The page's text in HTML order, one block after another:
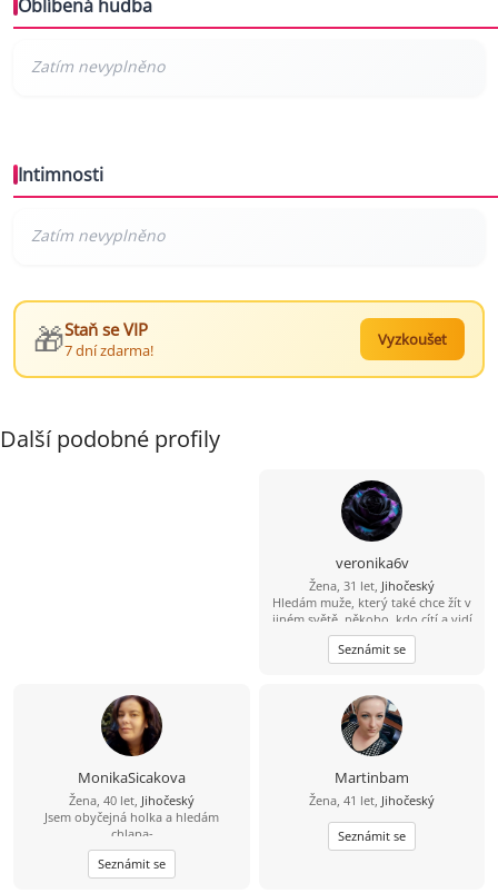
Oblíbená hudba
Intimnosti
🎁Staň se VIP
7 dní zdarma!
Vyzkoušet
Další podobné profily
veronika6v
Žena, 31 let, Jihočeský
Hledám muže, který také chce žít v
jiném světě, někoho, kdo cítí a vidí
to co se tu i nepříjemného děje.
Není mi jedno strava, životní styl,
ani to, jaké zákony se snaží
Nechci měnit to, co změnit nejde,
chci z toho špatného co se tu děje
jen odejít, a věřím. Hledám někoho,
kdo věří na sny, které mohou, ale i
nemusí ukazovat pravdu. Věřím, že
když jde o skutečnou lásku, tak
úplná moudrost zahrnuje to, že se
k sobě oba dokáží chovat tak, aby
se vše dělo v harmonii a to do
konce života, láska nikdy nebolí.
Seznámit se
MonikaSicakova
Žena, 40 let, Jihočeský
Jsem obyčejná holka a hledám
chlapa-
obyčejného,sympatického,věrného,se
smyslem pro humor a rodinu.jsem
dlouho sama a už nechci být.chci
Seznámit se
Martinbam
Žena, 41 let, Jihočeský
Seznámit se